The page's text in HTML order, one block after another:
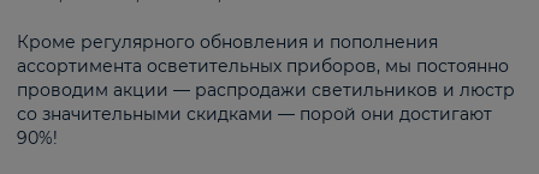
Кроме регулярного обновления и пополнения
ассортимента осветительных приборов, мы постоянно
проводим акции — распродажи светильников и люстр
со значительными скидками — порой они достигают
90%!